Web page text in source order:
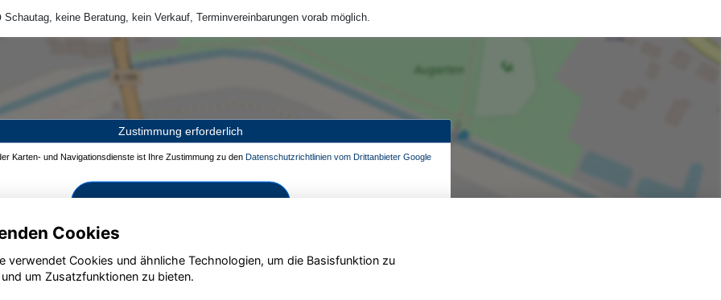
Schautag, keine Beratung, kein Verkauf, Terminvereinbarungen vorab möglich.
Zustimmung erforderlich
Karten- und Navigationsdienste ist Ihre Zustimmung zu den Datenschutzrichtlinien vom Drittanbieter Google
Zustimmen und aktivieren
Cookies
verwendet Cookies und ähnliche Technologien, um die Basisfunktion zu
um Zusatzfunktionen zu bieten.